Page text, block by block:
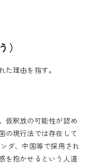
）
理由を指す。
仮釈放の可能性が認め
の現行法では存在して
ダ、中国等で採用され
を抱かせるという人道